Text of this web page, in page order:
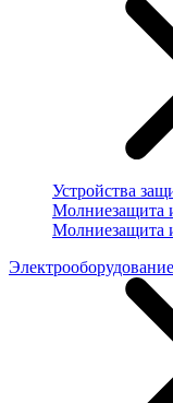
Устройства
Молниезащита
Молниезащита
Электрооборудование